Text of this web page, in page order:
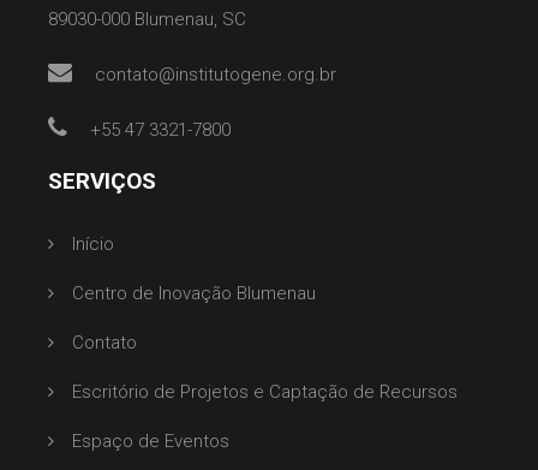
89030-000 Blumenau, SC
contato@institutogene.org.br
+55 47 3321-7800
SERVIÇOS
Início
Centro de Inovação Blumenau
Contato
Escritório de Projetos e Captação de Recursos
Espaço de Eventos